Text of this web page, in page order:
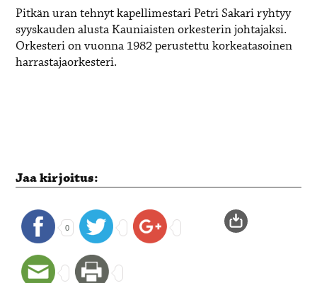
Pitkän uran tehnyt kapellimestari Petri Sakari ryhtyy
syyskauden alusta Kauniaisten orkesterin johtajaksi.
Orkesteri on vuonna 1982 perustettu korkeatasoinen
harrastajaorkesteri.
Jaa kirjoitus:
0